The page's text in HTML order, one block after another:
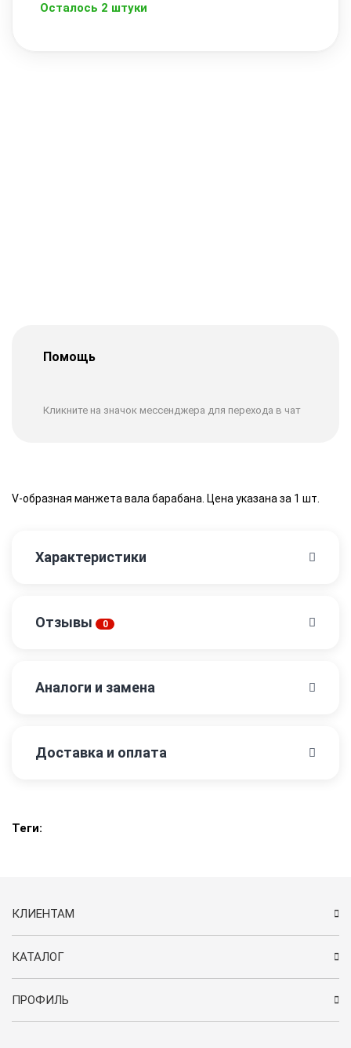
Осталось 2 штуки
Помощь
Кликните на значок мессенджера для перехода в чат
V-образная манжета вала барабана. Цена указана за 1 шт.
Характеристики
Отзывы 0
Аналоги и замена
Доставка и оплата
Теги:
КЛИЕНТАМ
КАТАЛОГ
ПРОФИЛЬ